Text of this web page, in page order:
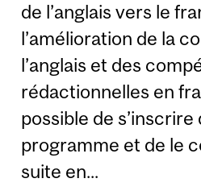
de l’anglais vers le
l’amélioration de la
l’anglais et des
rédactionnelles en
possible de s’inscrire
programme et de le
suite en...